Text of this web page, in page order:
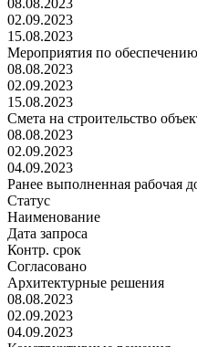
08.08.2023
02.09.2023
15.08.2023
Мероприятия по
08.08.2023
02.09.2023
15.08.2023
Смета на строительство
08.08.2023
02.09.2023
04.09.2023
Ранее выполненная рабочая
Статус
Наименование
Дата запроса
Контр. срок
Согласовано
Архитектурные решения
08.08.2023
02.09.2023
04.09.2023